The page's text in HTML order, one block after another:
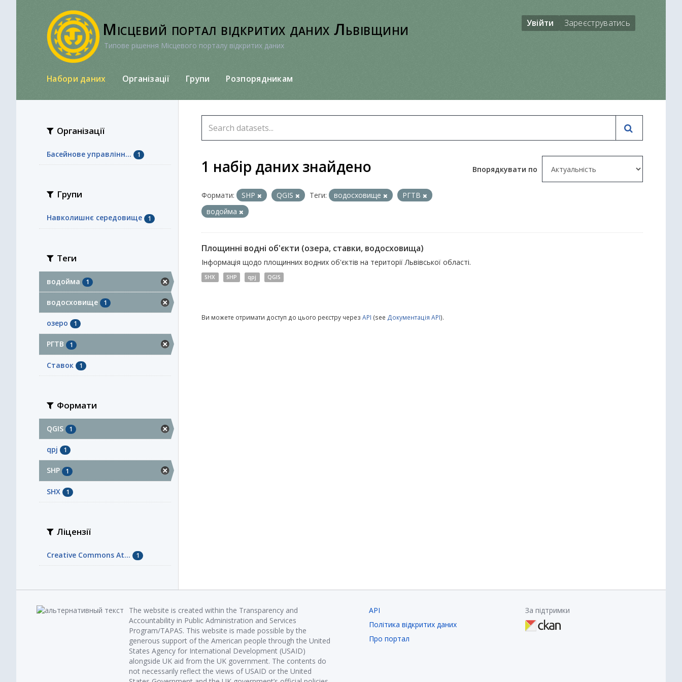
Місцевий портал відкритих даних Львівщини
Типове рішення Місцевого порталу відкритих даних
Увійти Зареєструватись
Набори даних Організації Групи Розпорядникам
Організації
Басейнове управлінн... 1
Групи
Навколишнє середовище 1
Теги
водойма 1
водосховище 1
озеро 1
РГТВ 1
Ставок 1
Формати
QGIS 1
qpj 1
SHP 1
SHX 1
Ліцензії
Creative Commons At... 1
Впорядкувати по
1 набір даних знайдено
Формати: SHP QGIS Теги: водосховище
РГТВ
водойма
Площинні водні об'єкти (озера, ставки, водосховища)
Інформація щодо площинних водних об'єктів на території Львівської області.
SHX SHP qpj QGIS
Ви можете отримати доступ до цього реєстру через API (see Документація API).
The website is created within the Transparency and
Accountability in Public Administration and Services
Program/TAPAS. This website is made possible by the
generous support of the American people through the United
States Agency for International Development (USAID)
alongside UK aid from the UK government. The contents do
not necessarily reflect the views of USAID or the United
API
Політика відкритих даних
Про портал
За підтримки